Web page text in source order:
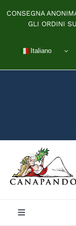
contenuto
CONSEGNA
GLI ORDINI
Italiano
Toggle